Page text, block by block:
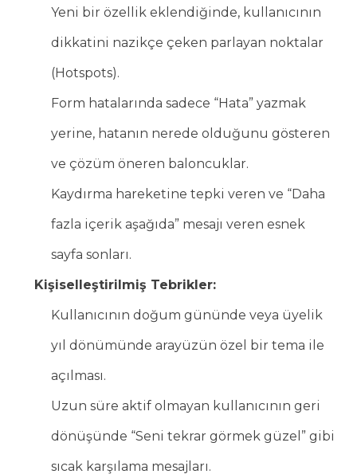
Yeni bir özellik eklendiğinde, kullanıcının
dikkatini nazikçe çeken parlayan noktalar
(Hotspots).
Form hatalarında sadece “Hata” yazmak
yerine, hatanın nerede olduğunu gösteren
ve çözüm öneren baloncuklar.
Kaydırma hareketine tepki veren ve “Daha
fazla içerik aşağıda” mesajı veren esnek
sayfa sonları.
Kişiselleştirilmiş Tebrikler:
Kullanıcının doğum gününde veya üyelik
yıl dönümünde arayüzün özel bir tema ile
açılması.
Uzun süre aktif olmayan kullanıcının geri
dönüşünde “Seni tekrar görmek güzel” gibi
sıcak karşılama mesajları.